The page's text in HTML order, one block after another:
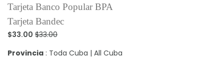
Tarjeta Banco Popular BPA
Tarjeta Bandec
$33.00 $33.00
Provincia : Toda Cuba | All Cuba